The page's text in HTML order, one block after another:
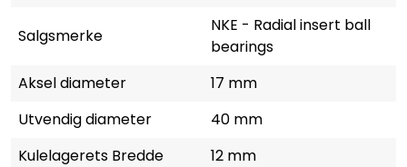
Salgsmerke
NKE - Radial insert ball
bearings
Aksel diameter
17 mm
Utvendig diameter
40 mm
Kulelagerets Bredde
12 mm